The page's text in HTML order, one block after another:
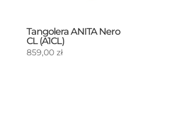
Tangolera ANITA Nero
CL (A1CL)
859,00 zł